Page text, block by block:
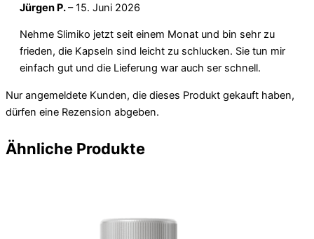
Jürgen P.– 15. Juni 2026
Nehme Slimiko jetzt seit einem Monat und bin sehr zu
frieden, die Kapseln sind leicht zu schlucken. Sie tun mir
einfach gut und die Lieferung war auch ser schnell.
Nur angemeldete Kunden, die dieses Produkt gekauft haben,
dürfen eine Rezension abgeben.
Ähnliche Produkte